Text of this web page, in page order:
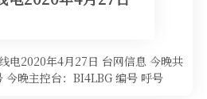
电2020年4月27日 台网信息 今晚共
今晚主控台：BI4LBG 编号 呼号